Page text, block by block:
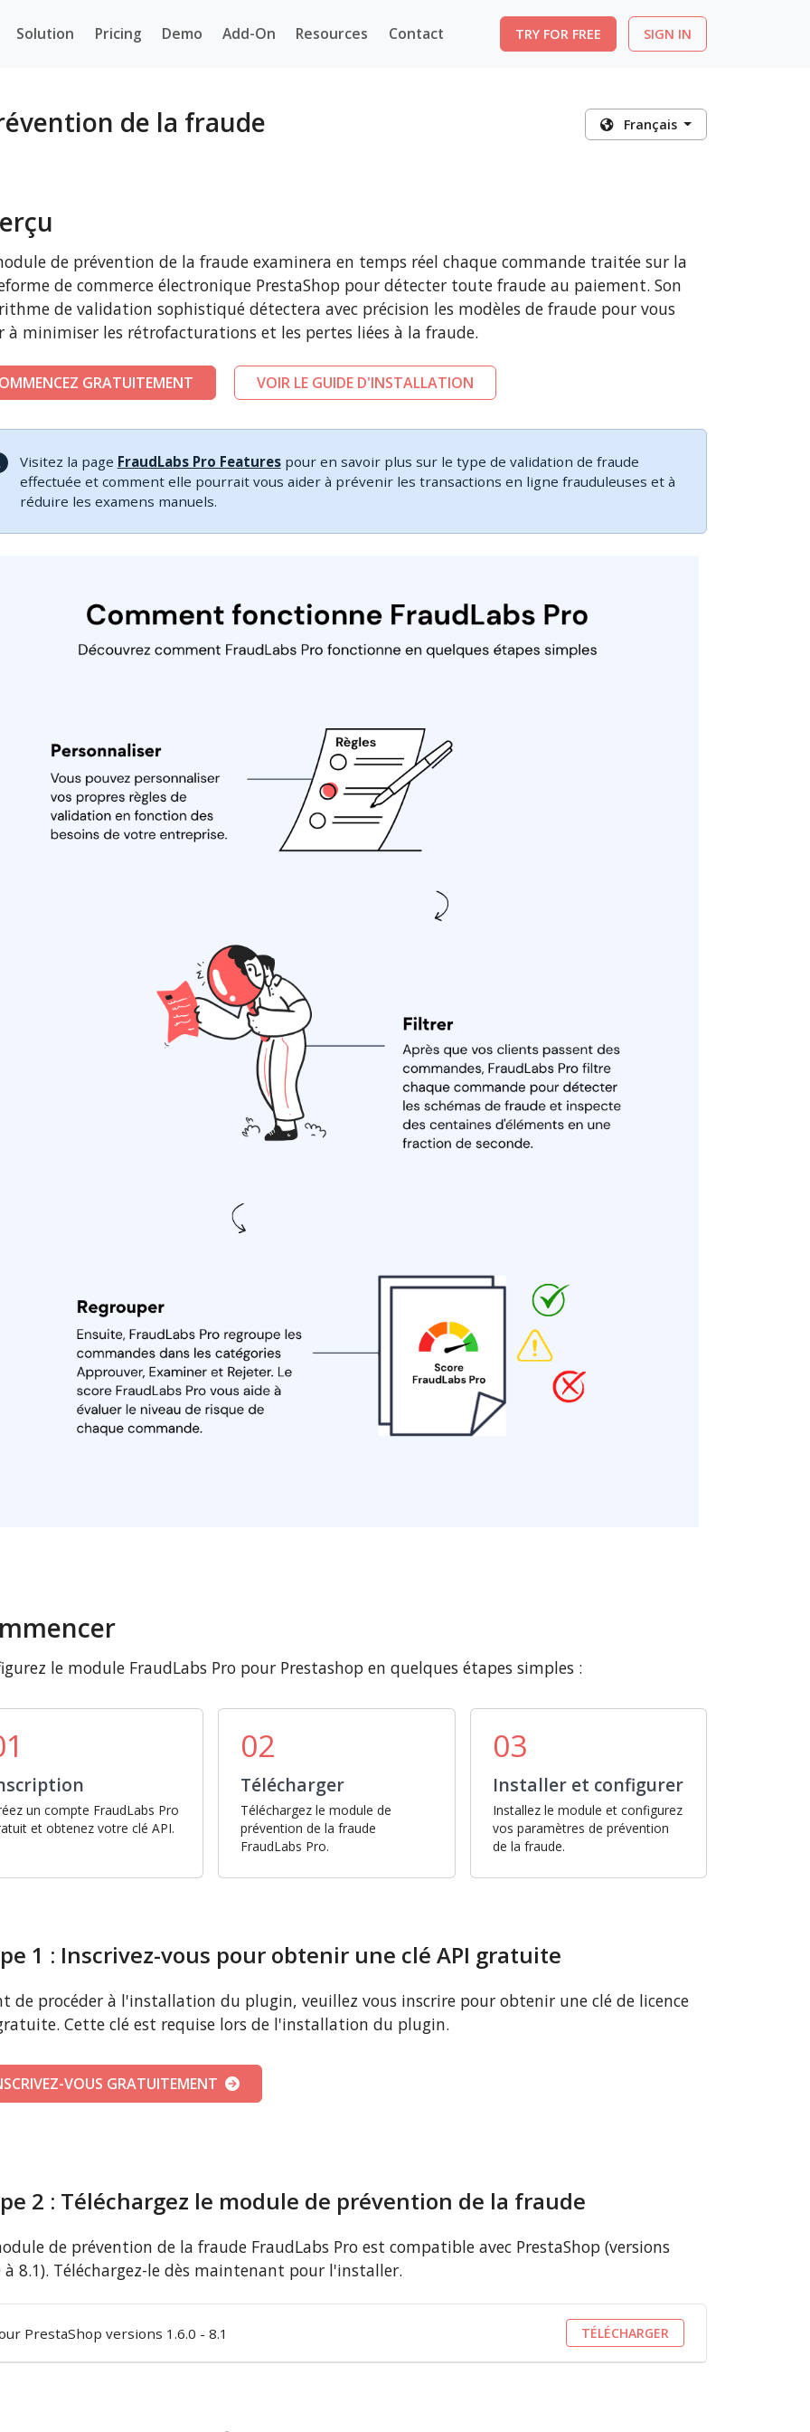
Solution Pricing Demo Add-On Resources Contact TRY FOR FREE SIGN IN
de la fraude Français
de prévention de la fraude examinera en temps réel chaque commande traitée sur la
de commerce électronique PrestaShop pour détecter toute fraude au paiement. Son
de validation sophistiqué détectera avec précision les modèles de fraude pour vous
à minimiser les rétrofacturations et les pertes liées à la fraude.
GRATUITEMENT VOIR LE GUIDE D'INSTALLATION
Visitez la page FraudLabs Pro Featurespour en savoir plus sur le type de validation de fraude
effectuée et comment elle pourrait vous aider à prévenir les transactions en ligne frauduleuses et à
réduire les examens manuels.
le module FraudLabs Pro pour Prestashop en quelques étapes simples :
un compte FraudLabs Pro
et obtenez votre clé API.
02
Télécharger
Téléchargez le module de
prévention de la fraude
FraudLabs Pro.
03
Installer et configurer
Installez le module et configurez
vos paramètres de prévention
de la fraude.
1 : Inscrivez-vous pour obtenir une clé API gratuite
de procéder à l'installation du plugin, veuillez vous inscrire pour obtenir une clé de licence
Cette clé est requise lors de l'installation du plugin.
VOUS GRATUITEMENT
2 : Téléchargez le module de prévention de la fraude
de prévention de la fraude FraudLabs Pro est compatible avec PrestaShop (versions
à 8.1). Téléchargez-le dès maintenant pour l'installer.
PrestaShop versions 1.6.0 - 8.1 TÉLÉCHARGER